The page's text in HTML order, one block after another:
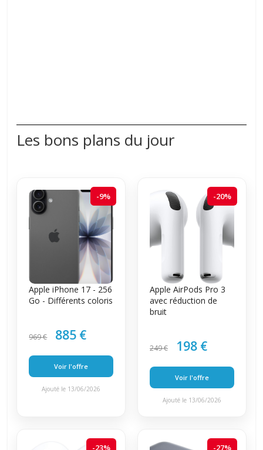
Les bons plans du jour
-9%
Apple iPhone 17 - 256
Go - Différents coloris
969 € 885 €
Voir l'offre
Ajouté le 13/06/2026
-20%
Apple AirPods Pro 3
avec réduction de
bruit
249 € 198 €
Voir l'offre
Ajouté le 13/06/2026
-23% -27%